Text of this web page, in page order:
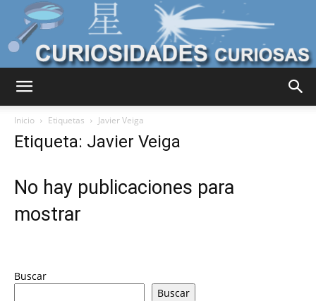
Mundo
Inicio Etiquetas Javier Veiga
Etiqueta: Javier Veiga
No hay publicaciones para
mostrar
Buscar
Buscar